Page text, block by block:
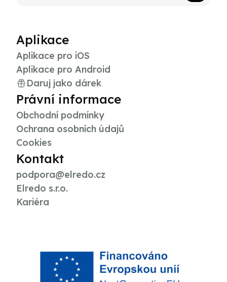
Aplikace
Aplikace pro iOS
Aplikace pro Android
Daruj jako dárek
Právní informace
Obchodní podmínky
Ochrana osobních údajů
Cookies
Kontakt
podpora@elredo.cz
Elredo s.r.o.
Kariéra